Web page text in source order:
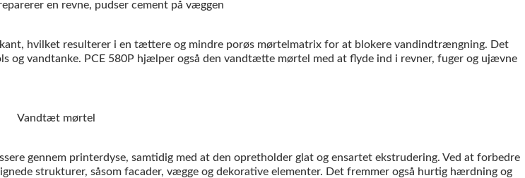
hvilket resulterer i en tættere og mindre porøs mørtelmatrix for at blokere vandindtrængning. Det
vandtanke. PCE 580P hjælper også den vandtætte mørtel med at flyde ind i revner, fuger og ujævne
gennem printerdyse, samtidig med at den opretholder glat og ensartet ekstrudering. Ved at forbedre
strukturer, såsom facader, vægge og dekorative elementer. Det fremmer også hurtig hærdning og